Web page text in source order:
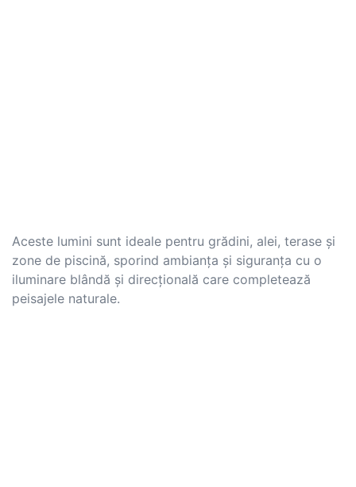
Aceste lumini sunt ideale pentru grădini, alei, terase și
zone de piscină, sporind ambianța și siguranța cu o
iluminare blândă și direcțională care completează
peisajele naturale.